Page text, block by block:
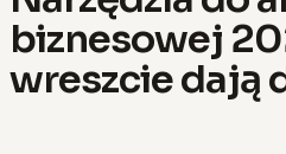
biznesowej
wreszcie dają